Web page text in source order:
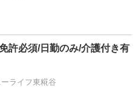
許必須/日勤のみ/介護付き有
ライフ東糀谷